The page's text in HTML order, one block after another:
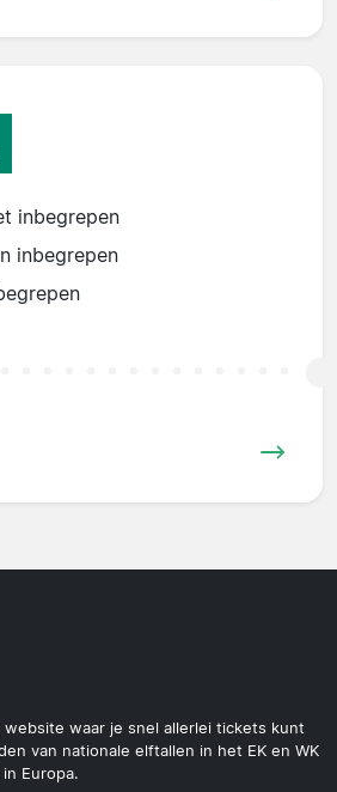
inbegrepen
inbegrepen
waar je snel allerlei tickets kunt
van nationale elftallen in het EK en WK
Europa.